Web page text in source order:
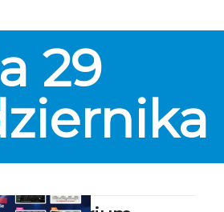
Dyskusyjny Klub
Kino Przyjazne
Kino dla Seniora; 12
– Kino Małego Widza,
Wojciecha
Hasa.
29